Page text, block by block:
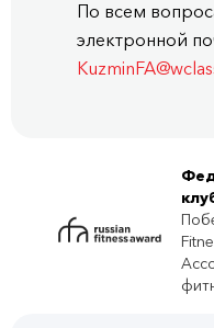
По всем
электронной